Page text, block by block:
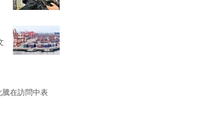
騰在訪問中表